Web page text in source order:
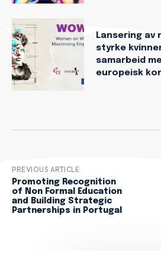
Lansering
styrke
samarbeid
europeisk
PREVIOUS ARTICLE
Promoting Recognition
of Non Formal Education
and Building Strategic
Partnerships in Portugal